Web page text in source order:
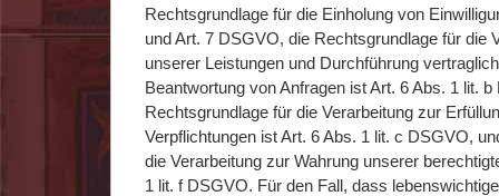
Rechtsgrundlage für die Einholung von
und Art. 7 DSGVO, die Rechtsgrundlage für die
unserer Leistungen und Durchführung
Beantwortung von Anfragen ist Art. 6 Abs. 1 lit.
Rechtsgrundlage für die Verarbeitung zur
Verpflichtungen ist Art. 6 Abs. 1 lit. c DSGVO,
die Verarbeitung zur Wahrung unserer
1 lit. f DSGVO. Für den Fall, dass